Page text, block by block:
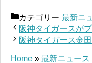
カテゴリー 最新ニ
阪神タイガースが
阪神タイガース金
Home » 最新ニュース